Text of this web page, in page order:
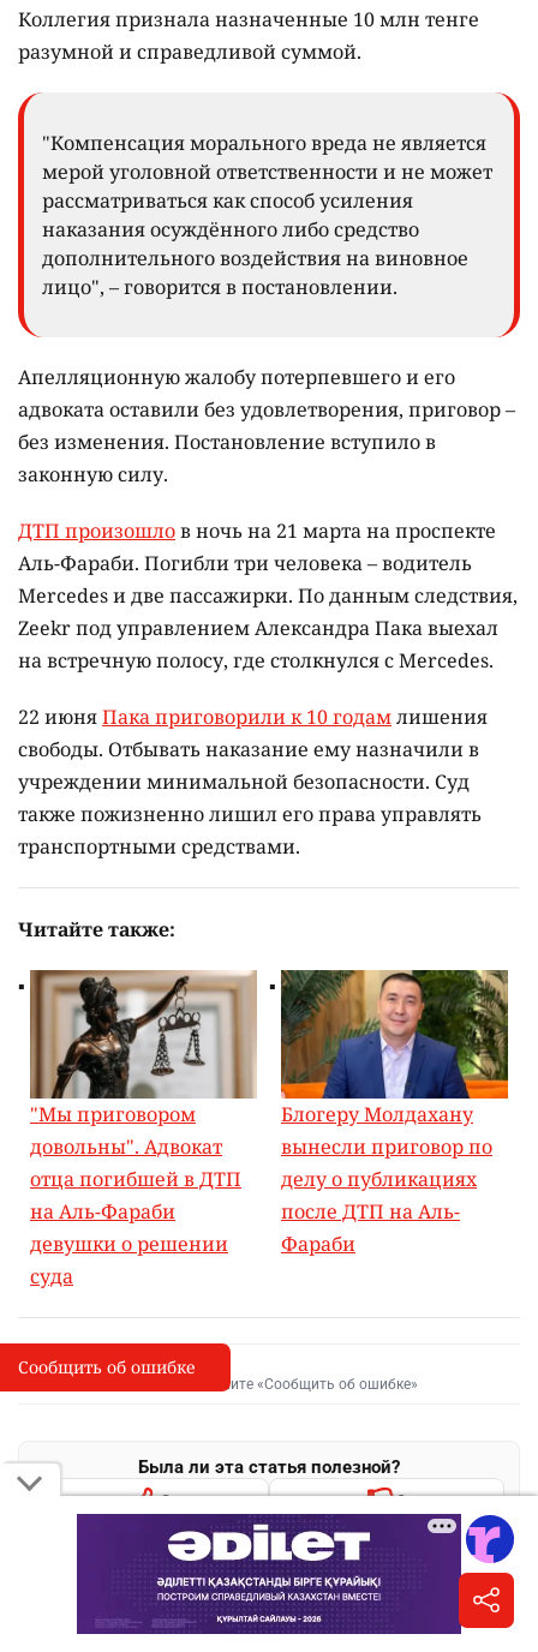
Коллегия признала назначенные 10 млн тенге
разумной и справедливой суммой.
"Компенсация морального вреда не является
мерой уголовной ответственности и не может
рассматриваться как способ усиления
наказания осуждённого либо средство
дополнительного воздействия на виновное
лицо", – говорится в постановлении.
Апелляционную жалобу потерпевшего и его
адвоката оставили без удовлетворения, приговор –
без изменения. Постановление вступило в
законную силу.
ДТП произошлов ночь на 21 марта на проспекте
Аль-Фараби. Погибли три человека – водитель
Mercedes и две пассажирки. По данным следствия,
Zeekr под управлением Александра Пака выехал
на встречную полосу, где столкнулся с Mercedes.
22 июняПака приговорили к 10 годамлишения
свободы. Отбывать наказание ему назначили в
учреждении минимальной безопасности. Суд
также пожизненно лишил его права управлять
транспортными средствами.
Читайте также:
"Мы приговором
довольны". Адвокат
отца погибшей в ДТП
на Аль-Фараби
девушки о решении
суда
Блогеру Молдахану
вынесли приговор по
делу о публикациях
после ДТП на Аль-
Фараби
I
Сообщить об опечатке
Выделите фрагмент и нажмите «Сообщить об ошибке»
Была ли эта статья полезной?
3 0
Сообщить об ошибке